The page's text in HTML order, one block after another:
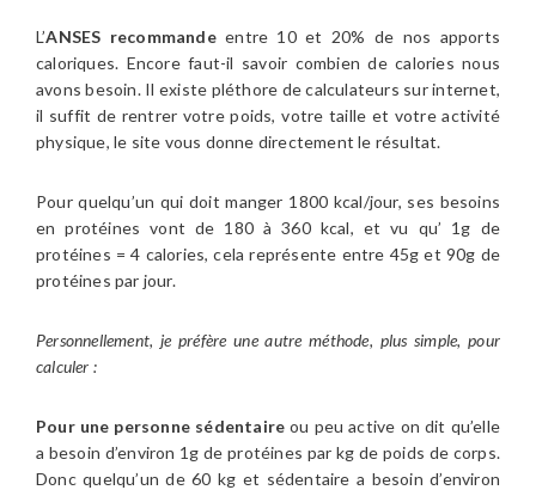
L’ANSES recommandeentre 10 et 20% de nos apports
caloriques. Encore faut-il savoir combien de calories nous
avons besoin. Il existe pléthore de calculateurs sur internet,
il suffit de rentrer votre poids, votre taille et votre activité
physique, le site vous donne directement le résultat.
Pour quelqu’un qui doit manger 1800 kcal/jour, ses besoins
en protéines vont de 180 à 360 kcal, et vu qu’ 1g de
protéines = 4 calories, cela représente entre 45g et 90g de
protéines par jour.
Personnellement, je préfère une autre méthode, plus simple, pour
calculer :
Pour une personne sédentaire ou peu active on dit qu’elle
a besoin d’environ 1g de protéines par kg de poids de corps.
Donc quelqu’un de 60 kg et sédentaire a besoin d’environ